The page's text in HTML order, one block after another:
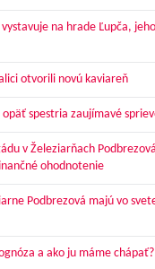
vystavuje na hrade Ľupča,
otvorili novú kaviareň
opäť spestria zaujímavé
v Železiarňach
ohodnotenie
Podbrezová majú vo
a ako ju máme chápať?